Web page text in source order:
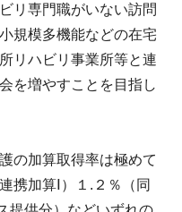
リ専門職がいない訪問
規模多機能などの在宅
リハビリ事業所等と連
を増やすことを目指し
の加算取得率は極めて
携加算Ⅰ）１.２％（同